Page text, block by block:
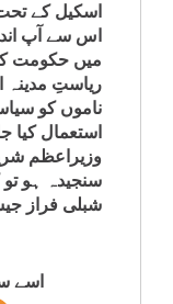
اسکیل کے
اس سے آپ
میں حکومت
ریاستِ
ناموں کو
استعمال کیا
وزیراعظم
سنجیدہ ہو تو
شبلی فراز
اسے